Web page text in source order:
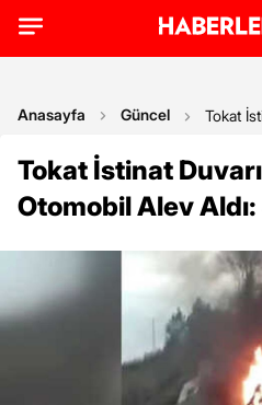
Anasayfa Güncel Tokat
Tokat İstinat
Otomobil Alev Aldı: